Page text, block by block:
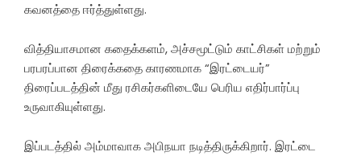
கவனத்தை ஈர்த்துள்ளது.
வித்தியாசமான கதைக்களம், அச்சமூட்டும் காட்சிகள் மற்றும்
பரபரப்பான திரைக்கதை காரணமாக “இரட்டையர்”
திரைப்படத்தின் மீது ரசிகர்களிடையே பெரிய எதிர்பார்ப்பு
உருவாகியுள்ளது.
இப்படத்தில் அம்மாவாக அபிநயா நடித்திருக்கிறார். இரட்டை